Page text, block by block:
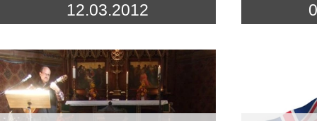
12.03.2012